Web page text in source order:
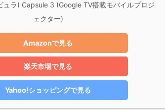
ュラ) Capsule 3 (Google TV搭載モバイルプロジ
ェクター)
Amazonで見る
楽天市場で見る
Yahoo!ショッピングで見る